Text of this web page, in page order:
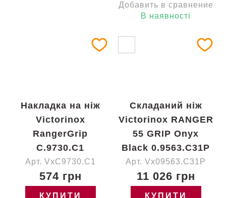
Добавить в сравнение
В наявності
Накладка на ніж
Victorinox
RangerGrip
C.9730.C1
Арт. VxC9730.C1
574 грн
КУПИТИ
Складаний ніж
Victorinox RANGER
55 GRIP Onyx
Black 0.9563.C31P
Арт. Vx09563.C31P
11 026 грн
КУПИТИ